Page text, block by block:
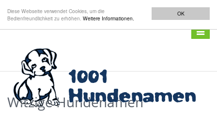
OK
Diese Webseite verwendet Cookies, um die
Bedienfreundlichkeit zu erhöhen. Weitere Informationen.
Witzige Hundenamen